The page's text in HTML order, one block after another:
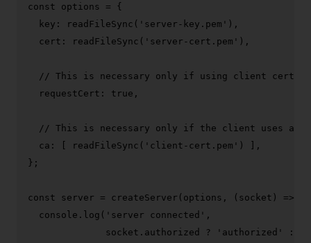
const options = {
key : readFileSync ( 'server-key.pem' ),
cert : readFileSync ( 'server-cert.pem' ),
// This is necessary only if using client
requestCert : true ,
// This is necessary only if the client uses a
ca : [ readFileSync ( 'client-cert.pem' ) ],
};
const server = createServer (options, ( socket ) =>
console . log ( 'server connected' ,
              socket.
authorized ? 'authorized' :